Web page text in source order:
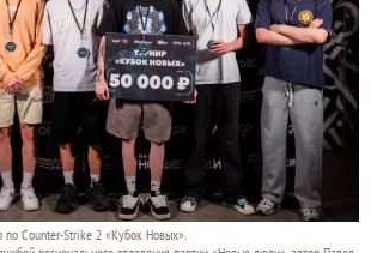
по Counter-Strike 2 «Кубок Новых».